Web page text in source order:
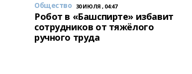
Общество 30 ИЮЛЯ , 04:47
Робот в «Башспирте» избавит
сотрудников от тяжёлого
ручного труда